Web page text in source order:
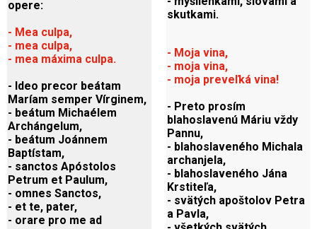
opere:
- Mea culpa,
- mea culpa,
- mea máxima culpa.
- Ideo precor beátam
Maríam semper Vírginem,
- beátum Michaélem
Archángelum,
- beátum Joánnem
Baptístam,
- sanctos Apóstolos
Petrum et Paulum,
- omnes Sanctos,
- et te, pater,
- orare pro me ad
skutkami.
- Moja vina,
- moja vina,
- moja preveľká vina!
- Preto prosím
blahoslavenú Máriu vždy
Pannu,
- blahoslaveného Michala
archanjela,
- blahoslaveného Jána
Krstiteľa,
- svätých apoštolov Petra
a Pavla,